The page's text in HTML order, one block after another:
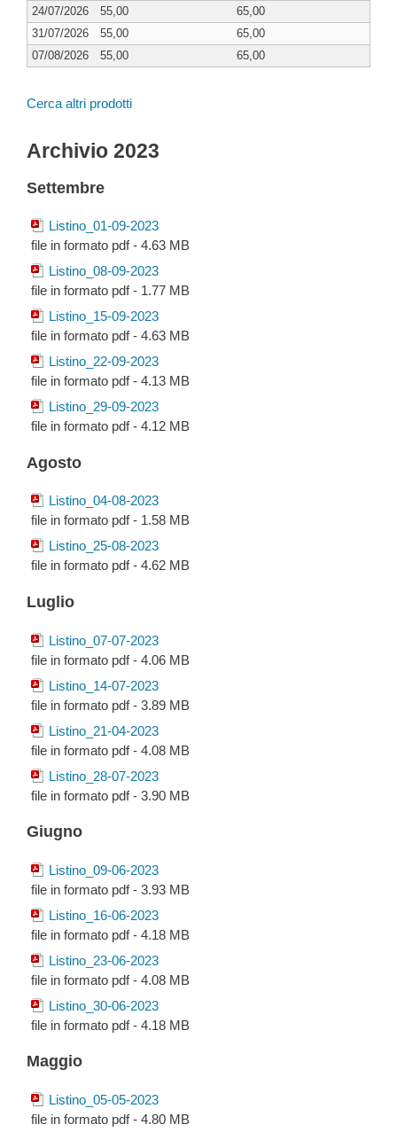
24/07/2026 55,00
65,00
31/07/2026
55,00
65,00
07/08/2026
55,00 65,00
Cerca altri prodotti
Archivio 2023
Settembre
Listino_01-09-2023
file in formato pdf - 4.63 MB
Listino_08-09-2023
file in formato pdf - 1.77 MB
Listino_15-09-2023
file in formato pdf - 4.63 MB
Listino_22-09-2023
file in formato pdf - 4.13 MB
Listino_29-09-2023
file in formato pdf - 4.12 MB
Agosto
Listino_04-08-2023
file in formato pdf - 1.58 MB
Listino_25-08-2023
file in formato pdf - 4.62 MB
Luglio
Listino_07-07-2023
file in formato pdf - 4.06 MB
Listino_14-07-2023
file in formato pdf - 3.89 MB
Listino_21-04-2023
file in formato pdf - 4.08 MB
Listino_28-07-2023
file in formato pdf - 3.90 MB
Giugno
Listino_09-06-2023
file in formato pdf - 3.93 MB
Listino_16-06-2023
file in formato pdf - 4.18 MB
Listino_23-06-2023
file in formato pdf - 4.08 MB
Listino_30-06-2023
file in formato pdf - 4.18 MB
Maggio
Listino_05-05-2023
file in formato pdf - 4.80 MB